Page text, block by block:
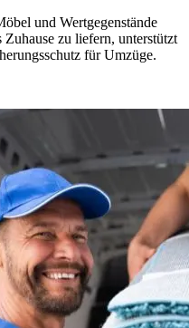
und Wertgegenstände
zu liefern, unterstützt
für Umzüge.